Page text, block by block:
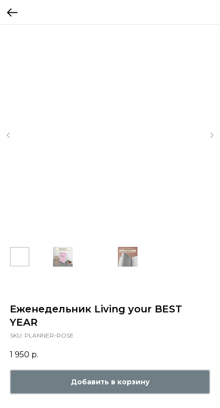
Еженедельник Living your BEST
YEAR
SKU: PLANNER-ROSE
1 950 р.
Добавить в корзину